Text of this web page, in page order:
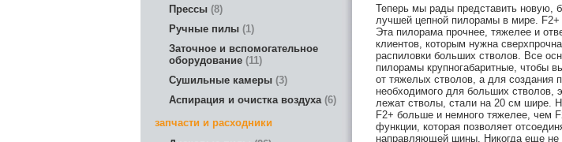
Прессы 8
Ручные пилы 1
Заточное и вспомогательное
оборудование 11
Сушильные камеры 3
Аспирация и очистка воздуха 6
запчасти и расходники
Теперь мы рады представить новую,
лучшей цепной пилорамы в мире. F2+
Эта пилорама прочнее, тяжелее и
клиентов, которым нужна
распиловки больших стволов. Все
пилорамы крупногабаритные, чтобы
от тяжелых стволов, а для создания
необходимого для больших стволов,
лежат стволы, стали на 20 см шире.
F2+ больше и немного тяжелее, чем
функции, которая позволяет
направляющей шины. Никогда еще не